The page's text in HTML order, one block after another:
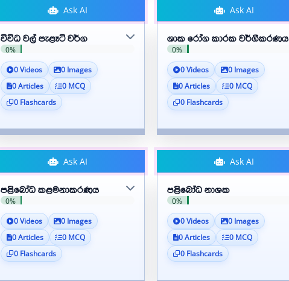
Ask AI
විවිධ වල් පැළෑටි වර්ග
0%
0 Videos
0 Images
0 Articles
0 MCQ
0 Flashcards
Ask AI
ශාක රෝග කාරක වර්ගීකරණය
0%
0 Videos
0 Images
0 Articles
0 MCQ
0 Flashcards
Ask AI
පළිබෝධ කළමනාකරණය
0%
0 Videos
0 Images
0 Articles
0 MCQ
0 Flashcards
Ask AI
පළිබෝධ නාශක
0%
0 Videos
0 Images
0 Articles
0 MCQ
0 Flashcards